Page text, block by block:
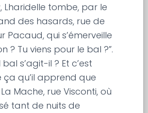
Lharidelle tombe, par le
des hasards, rue de
Pacaud, qui s’émerveille
? Tu viens pour le bal ?”.
s’agit-il ? Et c’est
ça qu’il apprend que
Mache, rue Visconti, où
tant de nuits de